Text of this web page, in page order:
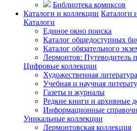
Библиотека комиксов
Каталоги и коллекции Каталоги
Каталоги
Единое окно поиска
Каталог общедоступных
Каталог обязательного
Лермонтов: Путеводитель
Цифровые коллекции
Художественная
Учебная и научная
Газеты и журналы
Редкие книги и архивные
Информационные
Уникальные коллекции
Лермонтовская коллекция